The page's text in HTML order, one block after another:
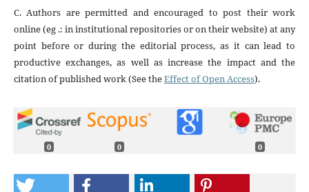
C. Authors are permitted and encouraged to post their work
online (eg .: in institutional repositories or on their website) at any
point before or during the editorial process, as it can lead to
productive exchanges, as well as increase the impact and the
citation of published work (See theEffect of Open Access).
0 0 0